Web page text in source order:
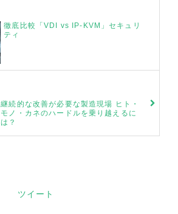
徹底比較「VDI vs IP-KVM」セキュリ
ティ
継続的な改善が必要な製造現場 ヒト・
モノ・カネのハードルを乗り越えるに
は？
ツイート